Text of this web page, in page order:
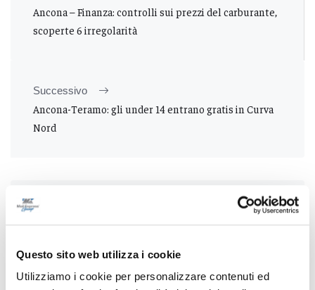
Questo sito web utilizza i cookie
Utilizziamo i cookie per personalizzare contenuti ed
Ancona – Finanza: controlli sui prezzi del carburante,
scoperte 6 irregolarità
Successivo
Ancona-Teramo: gli under 14 entrano gratis in Curva
Nord